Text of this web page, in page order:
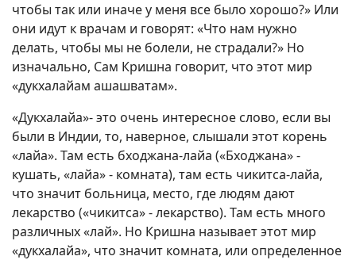
чтобы так или иначе у меня все было хорошо?» Или
они идут к врачам и говорят: «Что нам нужно
делать, чтобы мы не болели, не страдали?» Но
изначально, Сам Кришна говорит, что этот мир
«дукхалайам ашашватам».
«Дукхалайа»- это очень интересное слово, если вы
были в Индии, то, наверное, слышали этот корень
«лайа». Там есть бходжана-лайа («Бходжана» -
кушать, «лайа» - комната), там есть чикитса-лайа,
что значит больница, место, где людям дают
лекарство («чикитса» - лекарство). Там есть много
различных «лай». Но Кришна называет этот мир
«дукхалайа», что значит комната, или определенное